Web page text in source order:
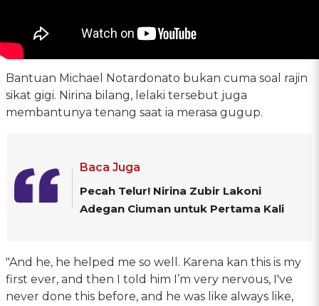
Bantuan Michael Notardonato bukan cuma soal rajin
sikat gigi. Nirina bilang, lelaki tersebut juga
membantunya tenang saat ia merasa gugup.
Baca Juga
Pecah Telur! Nirina Zubir Lakoni
Adegan Ciuman untuk Pertama Kali
"And he, he helped me so well. Karena kan this is my
first ever, and then I told him I’m very nervous, I've
never done this before, and he was like always like,